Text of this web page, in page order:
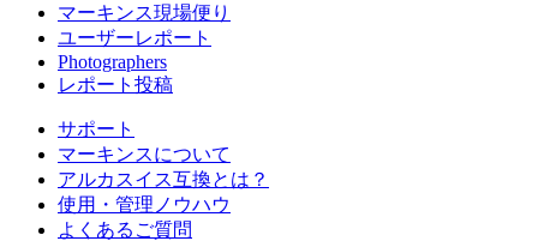
マーキンス現場便り
ユーザーレポート
Photographers
レポート投稿
サポート
マーキンスについて
アルカスイス互換とは？
使用・管理ノウハウ
よくあるご質問